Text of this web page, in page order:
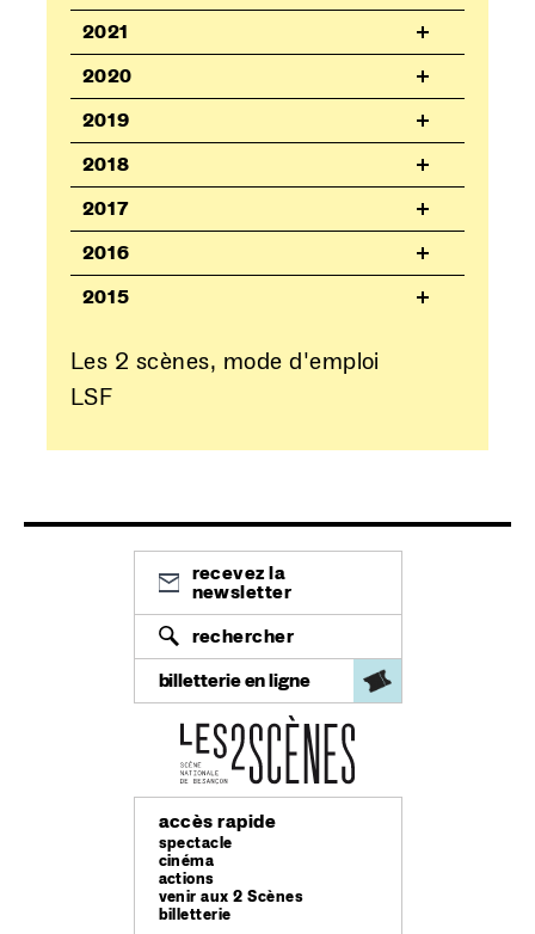
2021
2020
2019
2018
2017
2016
2015
Les 2 scènes, mode d'emploi
LSF
recevez la
newsletter
rechercher
billetterie en ligne
accès rapide
spectacle
cinéma
actions
venir aux 2 Scènes
billetterie